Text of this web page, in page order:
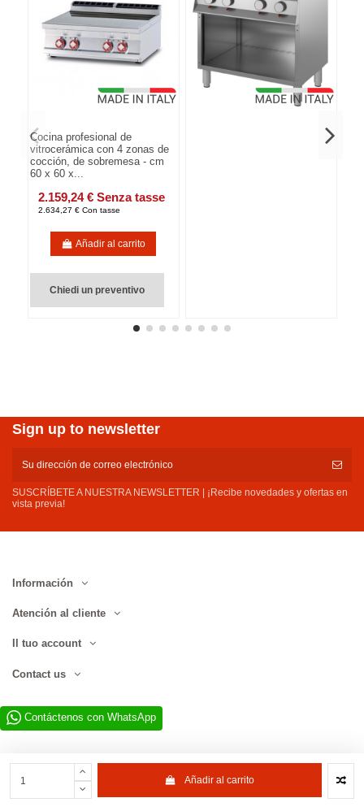
Añadir al carrito
Cocina profesional de
vitrocerámica con 4 zonas de
cocción, de sobremesa - cm
60 x 60 x...
2.159,24 € Senza tasse
2.634,27 € Con tasse
Añadir al carrito
Chiedi un preventivo
Sign up to newsletter
SUSCRÍBETE A NUESTRA NEWSLETTER | ¡Recibe novedades y ofertas en
vista previa!
Información
Atención al cliente
Il tuo account
Contact us
Contáctenos con WhatsApp